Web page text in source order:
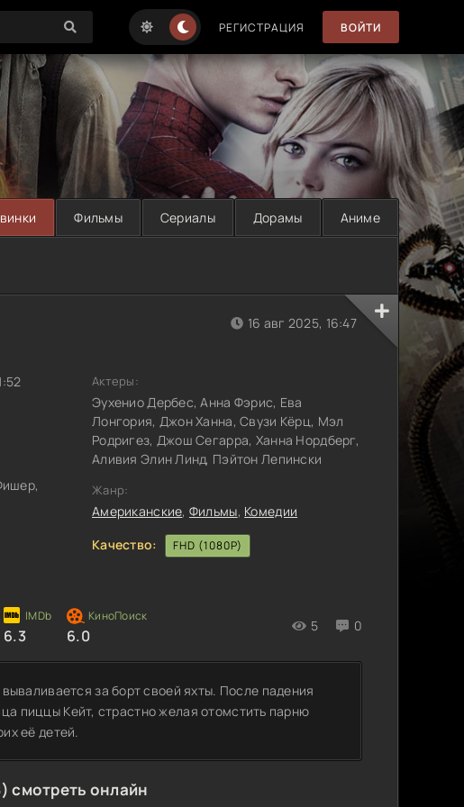
РЕГИСТРАЦИЯ ВОЙТИ
Фильмы Сериалы Дорамы Аниме
6.3 6.0
5 0
16 авг 2025, 16:47
Актеры:
Эухенио Дербес, Анна Фэрис, Ева
Лонгория, Джон Ханна, Свузи Кёрц, Мэл
Родригез, Джош Сегарра, Ханна Нордберг,
Аливия Элин Линд, Пэйтон Лепински
Жанр:
Американские, Фильмы, Комедии
Качество:
FHD (1080P)
за борт своей яхты. После падения
пиццы Кейт, страстно желая отомстить парню
её детей.
смотреть онлайн